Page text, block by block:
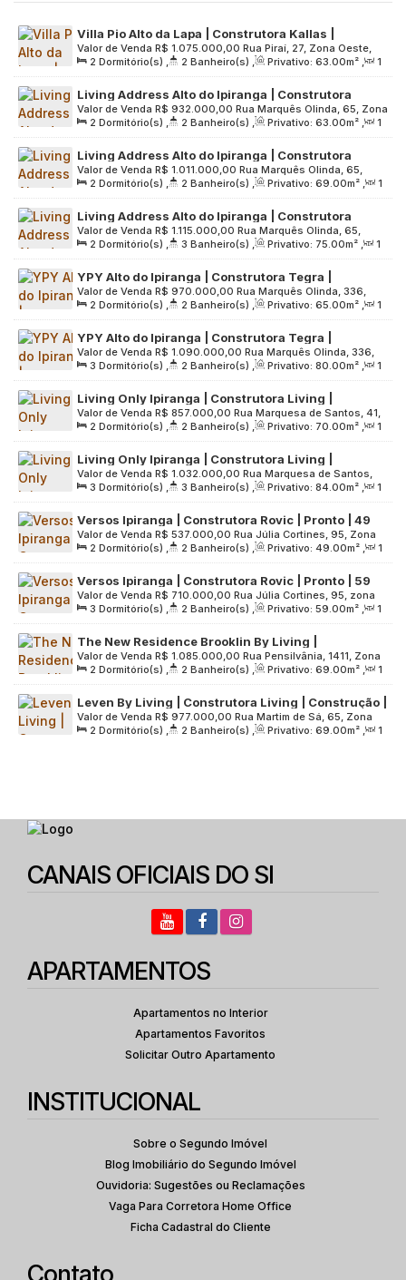
Villa Pio Alto da Lapa | Construtora Kallas |
Construção | 63 Metros | 02 Dormitórios | Suíte |
Varanda Gourmet | 01 Vaga
R$ 1.075.000,00
Valor de Venda
Rua Piraí, 27, Zona Oeste,
05059-100, Alto da Lapa, São Paulo, São Paulo, Brasil
2 Dormitório(s) , 2 Banheiro(s) , Privativo: 63.00m² ,
1
Sala(s) , 1 Suíte(s) , 1 Vaga(s) , Útil: 63.00m² ,
Terreno:
6137.00 m²
Living Address Alto do Ipiranga | Construtora
Living | Pronto | 63 metros | 02 dormitórios | suíte |
varanda gourmet | 01 vaga
R$ 932.000,00
Valor de Venda
Rua Marquês Olinda, 65, Zona
Sul, 04277-000, Vila Dom Pedro I, São Paulo, São Paulo,
Brasil
2 Dormitório(s) , 2 Banheiro(s) , Privativo: 63.00m² ,
1
Sala(s) , 1 Suíte(s) , 1 Vaga(s) , Útil: 63.00m² ,
Terreno:
5100.00m²
Living Address Alto do Ipiranga | Construtora
Living | Pronto | 69 metros | 02 dormitórios | suíte |
varanda gourmet | 01 vaga
R$ 1.011.000,00
Valor de Venda
Rua Marquês Olinda, 65,
Zona Sul, 04277-000, Vila Dom Pedro I, São Paulo, São
Paulo, Brasil
2 Dormitório(s) , 2 Banheiro(s) , Privativo: 69.00m² ,
1
Sala(s) , 1 Suíte(s) , 1 Vaga(s) , Útil: 69.00m² ,
Terreno:
5100.00m²
Living Address Alto do Ipiranga | Construtora
Living | Pronto | 75 metros | 02 suítes | varanda
gourmet | 01 vaga
R$ 1.115.000,00
Valor de Venda
Rua Marquês Olinda, 65,
Zona Sul, 04277-000, Vila Dom Pedro I, São Paulo, São
Paulo, Brasil
2 Dormitório(s) , 3 Banheiro(s) , Privativo: 75.00m² ,
1
Sala(s) , 2 Suíte(s) , 1 Vaga(s) , Útil: 75.00m² ,
Terreno:
5100.00m²
YPY Alto do Ipiranga | Construtora Tegra |
Construção | 65 metros | 02 dormitórios | suíte |
varanda | 01 vaga
R$ 970.000,00
Valor de Venda
Rua Marquês Olinda, 336,
Zona Sul, 04277-000, Vila Dom Pedro I, São Paulo, São
Paulo, Brasil
2 Dormitório(s) , 2 Banheiro(s) , Privativo: 65.00m² ,
1
Sala(s) , 1 Suíte(s) , 1 Vaga(s) , Útil: 65.00m² ,
Terreno:
3842 .00m²
YPY Alto do Ipiranga | Construtora Tegra |
Construção | 80 metros | 03 dormitórios | suíte |
varanda gourmet | 01 vaga
R$ 1.090.000,00
Valor de Venda
Rua Marquês Olinda, 336,
Zona Sul, 04277-000, Vila Dom Pedro I, São Paulo, São
Paulo, Brasil
3 Dormitório(s) , 2 Banheiro(s) , Privativo: 80.00m² ,
1
Sala(s) , 1 Suíte(s) , 1 Vaga(s) , Útil: 80.00m² ,
Terreno:
3842.00m²
Living Only Ipiranga | Construtora Living |
Construção | 70 metros | 02 dormitórios | suíte |
varanda gourmet | 01 vaga
R$ 857.000,00
Valor de Venda
Rua Marquesa de Santos, 41,
Zona Sul, 04269-040, Vila Dom Pedro I, São Paulo, São
Paulo, Brasil
2 Dormitório(s) , 2 Banheiro(s) , Privativo: 70.00m² ,
1
Sala(s) , 1 Suíte(s) , 1 Vaga(s) , Útil: 70.00m² ,
Terreno:
2846.00m²
Living Only Ipiranga | Construtora Living |
Construção | 84 metros | 03 dormitórios | suíte |
varanda gourmet | 01 vaga
R$ 1.032.000,00
Valor de Venda
Rua Marquesa de Santos,
41, Zona Sul, 04269-040, Vila Dom Pedro I, São Paulo, São
Paulo, Brasil
3 Dormitório(s) , 3 Banheiro(s) , Privativo: 84.00m² ,
1
Sala(s) , 1 Suíte(s) , 1 Vaga(s) , Útil: 84.00m² ,
Terreno:
2846.00 m²
Versos Ipiranga | Construtora Rovic | Pronto | 49
metros | 02 dormitórios | suíte | com varanda | sem
vaga
R$ 537.000,00
Valor de Venda
Rua Júlia Cortines, 95, Zona
Sul, 04279-060, Vila Dom Pedro I, São Paulo, São Paulo,
Brasil
2 Dormitório(s) , 2 Banheiro(s) , Privativo: 49.00m² ,
1
Sala(s) , 1 Suíte(s) , Útil: 49.00m² , Terreno: 2054.00m²
Versos Ipiranga | Construtora Rovic | Pronto | 59
metros | 03 dormitórios | suíte | varanda | 01 vaga
R$ 710.000,00
Valor de Venda
Rua Júlia Cortines, 95, zona
sul, 04279-060, Vila Dom Pedro I, São Paulo, São Paulo,
Brasil
3 Dormitório(s) , 2 Banheiro(s) , Privativo: 59.00m² ,
1
Sala(s) , 1 Suíte(s) , 1 Vaga(s) , Útil: 59.00m² ,
Terreno:
2054 .00m²
The New Residence Brooklin By Living |
Construção | 69 metros | 02 dormitórios | suíte |
varanda gourmet | 01 vaga
R$ 1.085.000,00
Valor de Venda
Rua Pensilvânia, 1411, Zona
Sul, 04564-004, Cidade Monções, São Paulo, São Paulo,
Brasil
2 Dormitório(s) , 2 Banheiro(s) , Privativo: 69.00m² ,
1
Sala(s) , 1 Suíte(s) , 1 Vaga(s) , Útil: 69.00m² ,
Terreno:
3442.00m²
Leven By Living | Construtora Living | Construção |
69 metros | 02 dormitórios | suíte | varanda
gourmet | 01 vaga
R$ 977.000,00
Valor de Venda
Rua Martim de Sá, 65, Zona
Sul, 04128-070, Vila Mariana, São Paulo, São Paulo, Brasil
2 Dormitório(s) , 2 Banheiro(s) , Privativo: 69.00m² ,
1
CANAIS OFICIAIS DO SI
APARTAMENTOS
Apartamentos no Interior
Apartamentos Favoritos
Solicitar Outro Apartamento
INSTITUCIONAL
Sobre o Segundo Imóvel
Blog Imobiliário do Segundo Imóvel
Ouvidoria: Sugestões ou Reclamações
Vaga Para Corretora Home Office
Ficha Cadastral do Cliente